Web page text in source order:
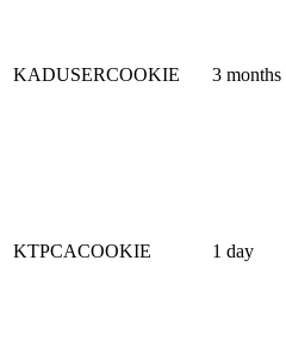
KADUSERCOOKIE 3 months
KTPCACOOKIE 1 day